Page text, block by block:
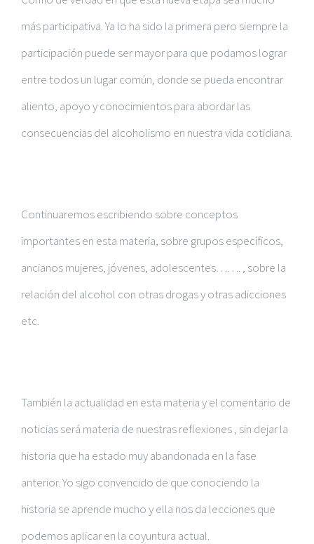
más participativa. Ya lo ha sido la primera pero siempre la
participación puede ser mayor para que podamos lograr
entre todos un lugar común, donde se pueda encontrar
aliento, apoyo y conocimientos para abordar las
consecuencias del alcoholismo en nuestra vida cotidiana.
Continuaremos escribiendo sobre conceptos
importantes en esta materia, sobre grupos específicos,
ancianos mujeres, jóvenes, adolescentes……. , sobre la
relación del alcohol con otras drogas y otras adicciones
etc.
También la actualidad en esta materia y el comentario de
noticias será materia de nuestras reflexiones , sin dejar la
historia que ha estado muy abandonada en la fase
anterior. Yo sigo convencido de que conociendo la
historia se aprende mucho y ella nos da lecciones que
podemos aplicar en la coyuntura actual.